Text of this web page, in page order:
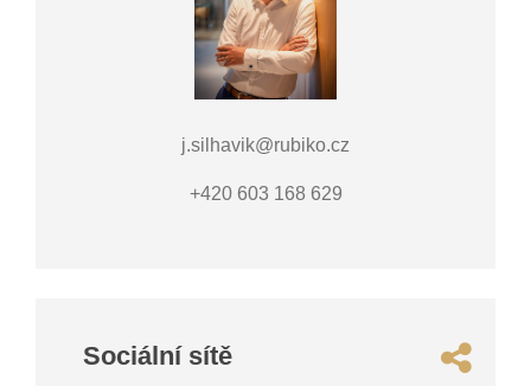
j.silhavik@rubiko.cz
+420 603 168 629
Sociální sítě